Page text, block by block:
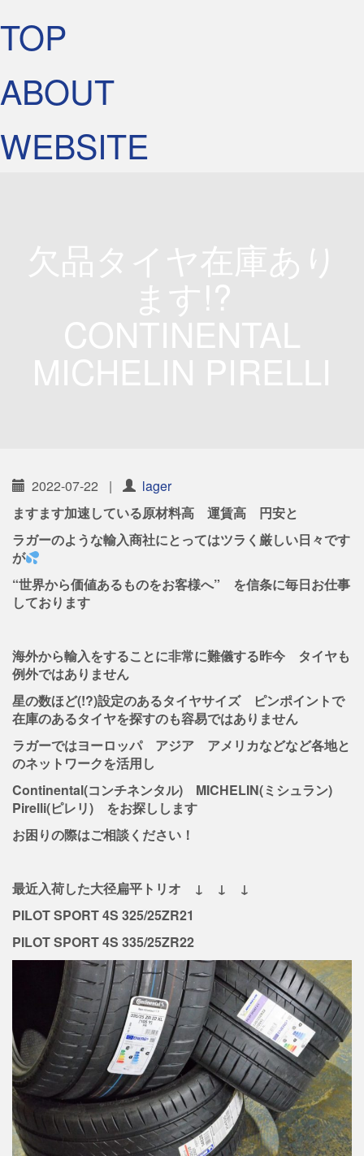
TOP
ABOUT
WEBSITE
欠品タイヤ在庫あり
ます!?
CONTINENTAL
MICHELIN PIRELLI
2022-07-22 |
lager
ますます加速している原材料高 運賃高 円安と
ラガーのような輸入商社にとってはツラく厳しい日々です
が
“世界から価値あるものをお客様へ” を信条に毎日お仕事
しております
海外から輸入をすることに非常に難儀する昨今 タイヤも
例外ではありません
星の数ほど(!?)設定のあるタイヤサイズ ピンポイントで
在庫のあるタイヤを探すのも容易ではありません
ラガーではヨーロッパ アジア アメリカなどなど各地と
のネットワークを活用し
Continental(コンチネンタル) MICHELIN(ミシュラン)
Pirelli(ピレリ) をお探しします
お困りの際はご相談ください！
最近入荷した大径扁平トリオ ↓ ↓ ↓
PILOT SPORT 4S 325/25ZR21
PILOT SPORT 4S 335/25ZR22